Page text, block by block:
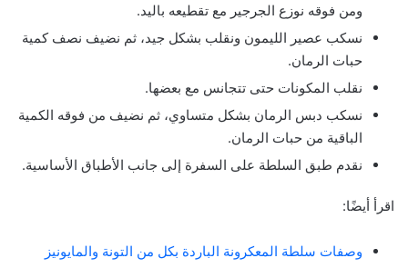
ومن فوقه نوزع الجرجير مع تقطيعه باليد.
نسكب عصير الليمون ونقلب بشكل جيد، ثم نضيف نصف كمية
حبات الرمان.
نقلب المكونات حتى تتجانس مع بعضها.
نسكب دبس الرمان بشكل متساوي، ثم نضيف من فوقه الكمية
الباقية من حبات الرمان.
نقدم طبق السلطة على السفرة إلى جانب الأطباق الأساسية.
اقرأ أيضًا:
وصفات سلطة المعكرونة الباردة بكل من التونة والمايونيز